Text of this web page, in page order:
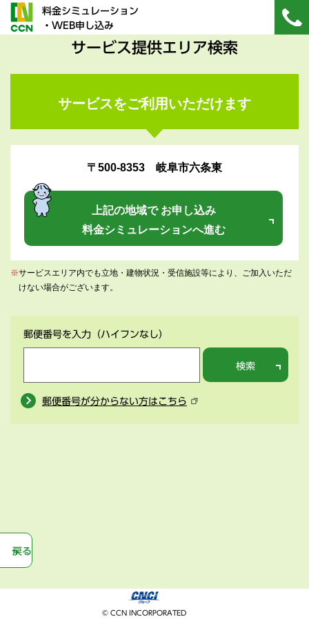
料金シミュレーション
・WEB申し込み
サービス提供エリア検索
サービスをご利用いただけます
〒500-8353 岐阜市六条東
上記の地域で お申し込み
料金シミュレーションへ進む
※サービスエリア内でも立地・建物状況・受信施設等により、ご加入いただ
けない場合がございます。
郵便番号を入力 （ハイフンなし）
検索
郵便番号が分からない方はこちら
戻る
© CCN INCORPORATED